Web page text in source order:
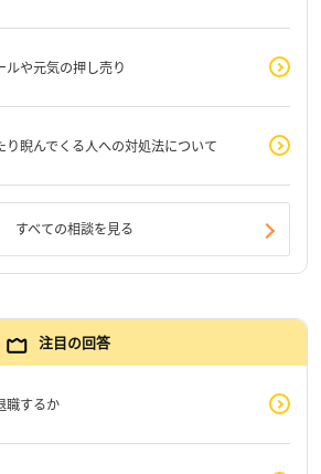
ルや元気の押し売り
り睨んでくる人への対処法について
すべての相談を見る
注目の回答
職するか